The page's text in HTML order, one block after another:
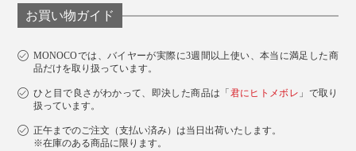
お買い物ガイド
MONOCOでは、バイヤーが実際に3週間以上使い、本当に満足した商
品だけを取り扱っています。
ひと目で良さがわかって、即決した商品は「 君にヒトメボレ 」で取り
扱っています。
正午までのご注文（支払い済み）は当日出荷いたします。
※在庫のある商品に限ります。